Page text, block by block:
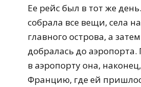
Ее рейс был в тот же
собрала все вещи, села
главного острова, а
добралась до
в аэропорту она,
Францию, где ей